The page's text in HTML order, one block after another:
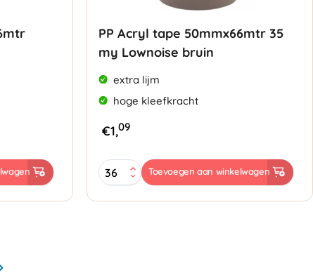
PP Acryl tape 50mmx66mtr 35
my Lownoise bruin
extra lijm
hoge kleefkracht
€1,09
PP
Acryl
50mmx66mtr
Toevoegen aan winkelwagen